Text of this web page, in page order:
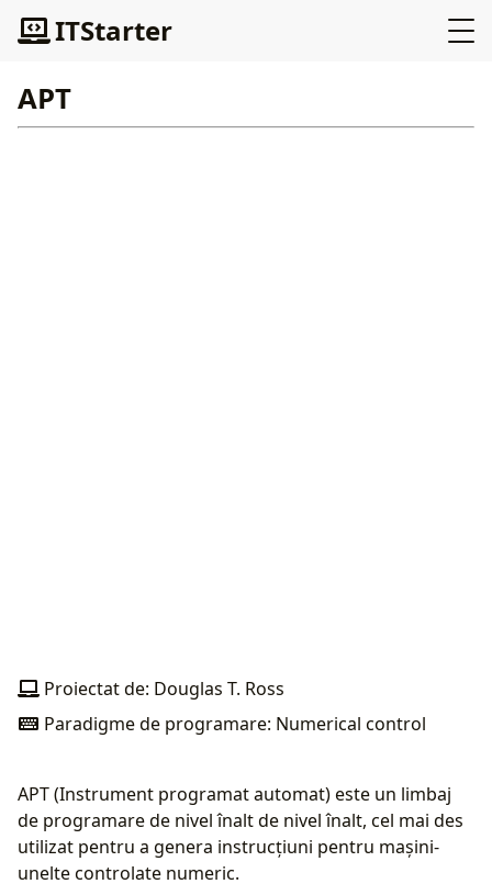
ITStarter
APT
Proiectat de: Douglas T. Ross
Paradigme de programare: Numerical control
APT (Instrument programat automat) este un limbaj
de programare de nivel înalt de nivel înalt, cel mai des
utilizat pentru a genera instrucțiuni pentru mașini-
unelte controlate numeric.